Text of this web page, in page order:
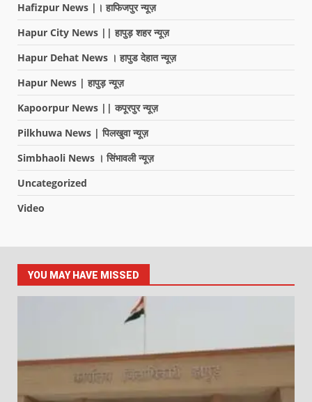
Hafizpur News |। हाफिजपुर न्यूज़
Hapur City News || हापुड़ शहर न्यूज़
Hapur Dehat News । हापुड देहात न्यूज़
Hapur News | हापुड़ न्यूज़
Kapoorpur News || कपूरपुर न्यूज़
Pilkhuwa News | पिलखुवा न्यूज़
Simbhaoli News । सिंभावली न्यूज़
Uncategorized
Video
YOU MAY HAVE MISSED